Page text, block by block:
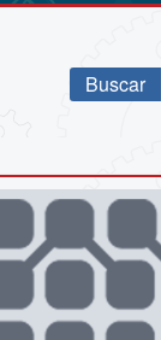
Buscar